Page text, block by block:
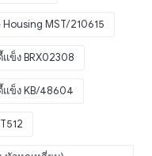
MST/210615
ข็ง BRX02308
ข็ง KB/48604